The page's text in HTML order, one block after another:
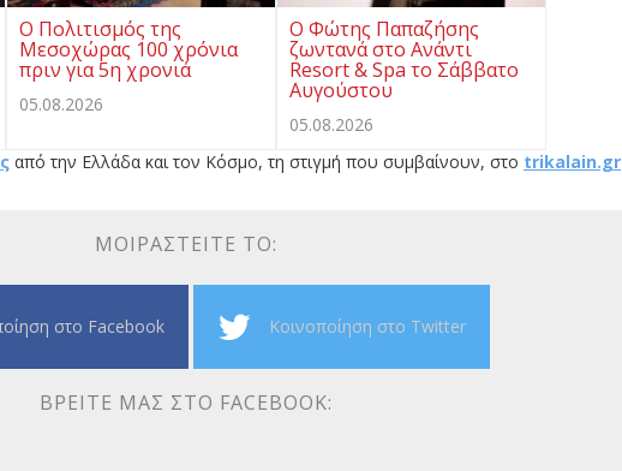
Ο Πολιτισμός της
Μεσοχώρας 100 χρόνια
πριν για 5η χρονιά
05.08.2026
Ο Φώτης Παπαζήσης
ζωντανά στο Ανάντι
Resort & Spa το Σάββατο
Αυγούστου
05.08.2026
από την Ελλάδα και τον Κόσμο, τη στιγμή που συμβαίνουν, στο trikalain.gr
ΜΟΙΡΑΣΤΕΊΤΕ ΤΟ:
στο Facebook Κοινοποίηση στο Twitter
ΒΡΕΊΤΕ ΜΑΣ ΣΤΟ FACEBOOK: